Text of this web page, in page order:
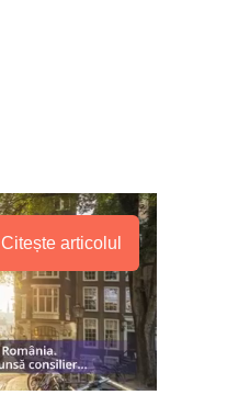
Citește articolul